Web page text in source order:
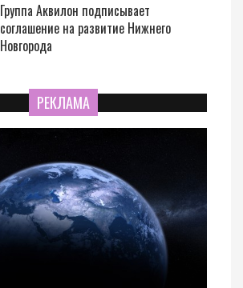
Группа Аквилон подписывает
соглашение на развитие Нижнего
Новгорода
РЕКЛАМА